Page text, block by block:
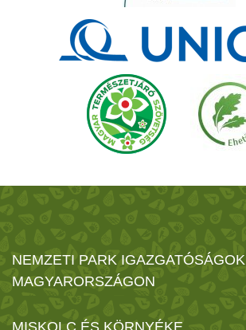
NEMZETI PARK IGAZGATÓSÁGOK
MAGYARORSZÁGON